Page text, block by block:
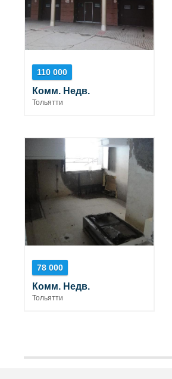
110 000
Комм. Недв.
Тольятти
78 000
Комм. Недв.
Тольятти